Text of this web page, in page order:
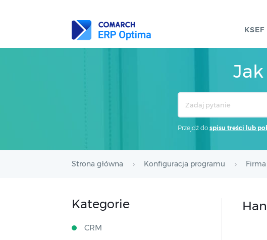
KSEF
Przejdź do spisu treści lub
Strona główna Konfiguracja programu Firma
Kategorie
CRM